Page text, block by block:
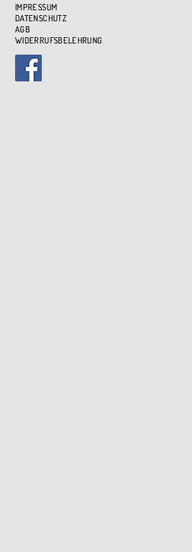
IMPRESSUM
DATENSCHUTZ
AGB
WIDERRUFSBELEHRUNG